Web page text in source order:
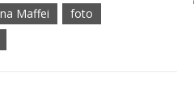
Maffei
foto